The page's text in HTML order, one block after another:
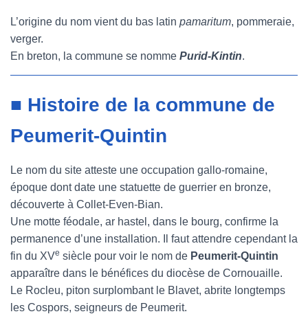
L’origine du nom vient du bas latin pamaritum, pommeraie,
verger.
En breton, la commune se nomme Purid-Kintin.
■ Histoire de la commune de
Peumerit-Quintin
Le nom du site atteste une occupation gallo-romaine,
époque dont date une statuette de guerrier en bronze,
découverte à Collet-Even-Bian.
Une motte féodale, ar hastel, dans le bourg, confirme la
permanence d’une installation. Il faut attendre cependant la
fin du XVe siècle pour voir le nom de Peumerit-Quintin
apparaître dans le bénéfices du diocèse de Cornouaille.
Le Rocleu, piton surplombant le Blavet, abrite longtemps
les Cospors, seigneurs de Peumerit.